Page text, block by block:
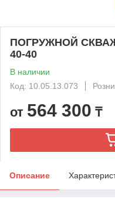
ПОГРУЖНОЙ
40-40
В наличии
Код: 10.05.13.073
от 564 300 ₸
Описание